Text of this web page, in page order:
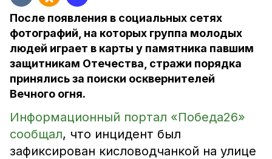
После появления в социальных сетях
фотографий, на которых группа молодых
людей играет в карты у памятника павшим
защитникам Отечества, стражи порядка
принялись за поиски осквернителей
Вечного огня.
Информационный портал «Победа26»
сообщал, что инцидент был
зафиксирован кисловодчанкой на улице